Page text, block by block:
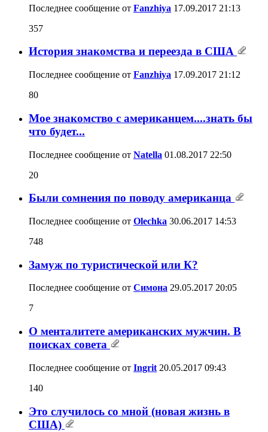
Последнее сообщение от Fanzhiya 17.09.2017 21:13
357
История знакомства и переезда в США
Последнее сообщение от Fanzhiya 17.09.2017 21:12
80
Мое знакомство с американцем....знать бы
что будет...
Последнее сообщение от Natella 01.08.2017 22:50
20
Были сомнения по поводу американца
Последнее сообщение от Olechka 30.06.2017 14:53
748
Замуж по туристической или К?
Последнее сообщение от Симона 29.05.2017 20:05
7
О менталитете американских мужчин. В
поисках совета
Последнее сообщение от Ingrit 20.05.2017 09:43
140
Это случилось со мной (новая жизнь в
США)